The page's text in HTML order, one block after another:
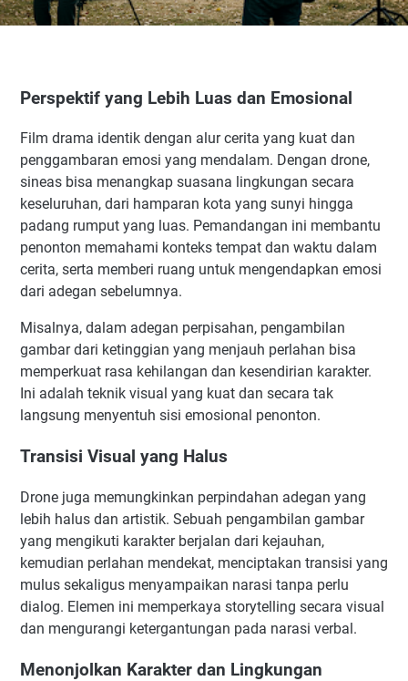
Perspektif yang Lebih Luas dan Emosional
Film drama identik dengan alur cerita yang kuat dan
penggambaran emosi yang mendalam. Dengan drone,
sineas bisa menangkap suasana lingkungan secara
keseluruhan, dari hamparan kota yang sunyi hingga
padang rumput yang luas. Pemandangan ini membantu
penonton memahami konteks tempat dan waktu dalam
cerita, serta memberi ruang untuk mengendapkan emosi
dari adegan sebelumnya.
Misalnya, dalam adegan perpisahan, pengambilan
gambar dari ketinggian yang menjauh perlahan bisa
memperkuat rasa kehilangan dan kesendirian karakter.
Ini adalah teknik visual yang kuat dan secara tak
langsung menyentuh sisi emosional penonton.
Transisi Visual yang Halus
Drone juga memungkinkan perpindahan adegan yang
lebih halus dan artistik. Sebuah pengambilan gambar
yang mengikuti karakter berjalan dari kejauhan,
kemudian perlahan mendekat, menciptakan transisi yang
mulus sekaligus menyampaikan narasi tanpa perlu
dialog. Elemen ini memperkaya storytelling secara visual
dan mengurangi ketergantungan pada narasi verbal.
Menonjolkan Karakter dan Lingkungan